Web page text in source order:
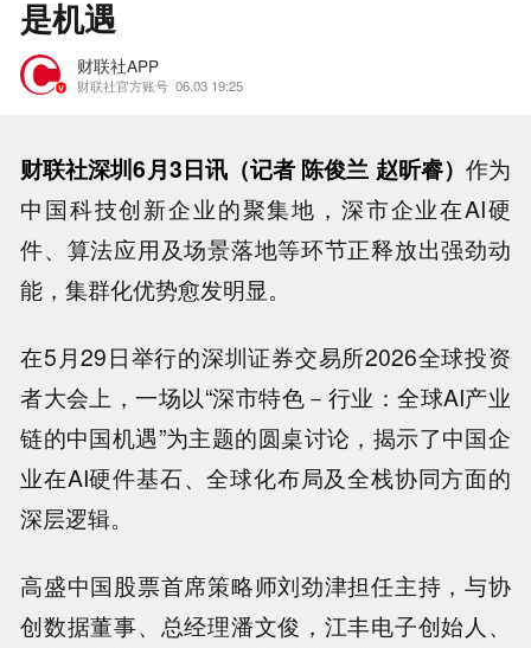
是机遇
财联社APP
财联社官方账号 06.03 19:25
财联社深圳6月3日讯（记者 陈俊兰 赵昕睿） 作为
中国科技创新企业的聚集地，深市企业在AI硬
件、算法应用及场景落地等环节正释放出强劲动
能，集群化优势愈发明显。
在5月29日举行的深圳证券交易所2026全球投资
者大会上，一场以“深市特色－行业：全球AI产业
链的中国机遇”为主题的圆桌讨论，揭示了中国企
业在AI硬件基石、全球化布局及全栈协同方面的
深层逻辑。
高盛中国股票首席策略师刘劲津担任主持，与协
创数据董事、总经理潘文俊，江丰电子创始人、